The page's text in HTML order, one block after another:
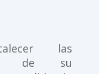
las
de su